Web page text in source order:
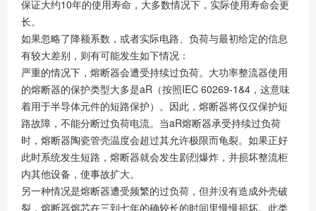
保证大约10年的使用寿命，大多数情况下，实际使用寿命会更
长。
如果忽略了降额系数，或者实际电路、负荷与最初给定的信息
有较大差别，则有可能发生如下情况：
严重的情况下，熔断器会遭受持续过负荷。大功率整流器使用
的熔断器的保护类型大多是aR（按照IEC 60269-1&4，这意味
着用于半导体元件的短路保护）。因此，熔断器将仅仅保护短
路故障，不能分断过负荷电流。当aR熔断器承受持续过负荷
时，熔断器陶瓷管壳温度会超过其允许极限而龟裂。如果正好
此时系统发生短路，熔断器就会发生剧烈爆炸，并损坏整流柜
内其他设备，使事故扩大。
另一种情况是熔断器遭受频繁的过负荷，但并没有造成外壳破
裂，熔断器熔芯在三到七年的确较长的时间里慢慢损坏。此类